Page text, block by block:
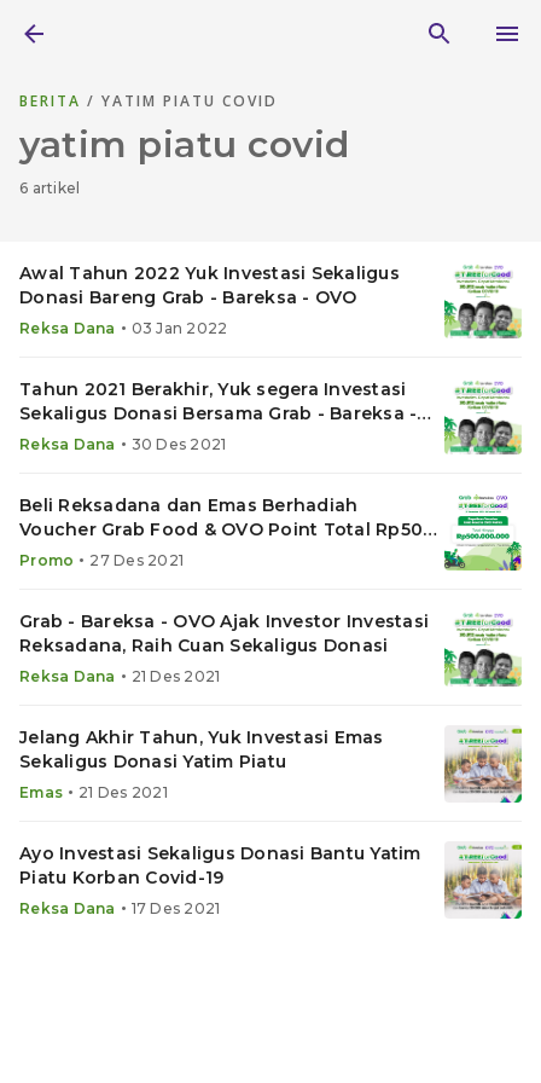
BERITA / YATIM PIATU COVID
yatim piatu covid
6 artikel
Awal Tahun 2022 Yuk Investasi Sekaligus
Donasi Bareng Grab - Bareksa - OVO
Reksa Dana • 03 Jan 2022
Tahun 2021 Berakhir, Yuk segera Investasi
Sekaligus Donasi Bersama Grab - Bareksa -
OVO
Reksa Dana • 30 Des 2021
Beli Reksadana dan Emas Berhadiah
Voucher Grab Food & OVO Point Total Rp500
Juta
Promo • 27 Des 2021
Grab - Bareksa - OVO Ajak Investor Investasi
Reksadana, Raih Cuan Sekaligus Donasi
Reksa Dana • 21 Des 2021
Jelang Akhir Tahun, Yuk Investasi Emas
Sekaligus Donasi Yatim Piatu
Emas • 21 Des 2021
Ayo Investasi Sekaligus Donasi Bantu Yatim
Piatu Korban Covid-19
Reksa Dana • 17 Des 2021